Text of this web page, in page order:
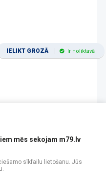
IELIKT GROZĀ Ir noliktavā
5 6 7 8 9 10 11
mēs sekojam m79.lv
sīkfailu lietošanu. Jūs